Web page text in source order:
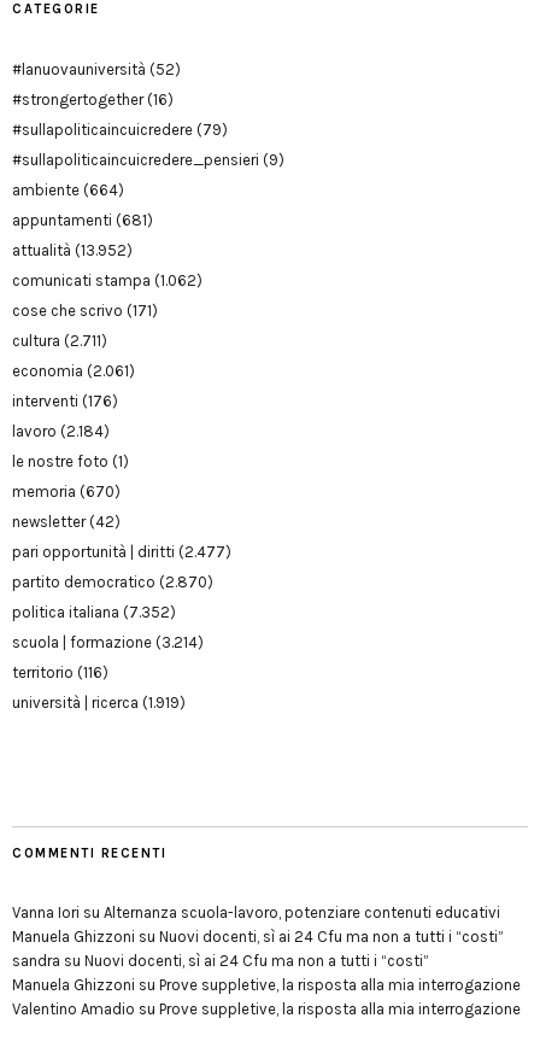
CATEGORIE
#lanuovauniversità (52)
#strongertogether(16)
#sullapoliticaincuicredere (79)
#sullapoliticaincuicredere_pensieri (9)
ambiente (664)
appuntamenti (681)
attualità (13.952)
comunicati stampa (1.062)
cose che scrivo (171)
cultura (2.711)
economia (2.061)
interventi (176)
lavoro (2.184)
le nostre foto (1)
memoria (670)
newsletter(42)
pari opportunità | diritti (2.477)
partito democratico (2.870)
politica italiana (7.352)
scuola | formazione (3.214)
territorio (116)
università | ricerca (1.919)
COMMENTI RECENTI
Vanna Iori su Alternanza scuola-lavoro, potenziare contenuti educativi
Manuela Ghizzoni su Nuovi docenti, sì ai 24 Cfu ma non a tutti i “costi”
sandra su Nuovi docenti, sì ai 24 Cfu ma non a tutti i “costi”
Manuela Ghizzoni su Prove suppletive, la risposta alla mia interrogazione
Valentino Amadio su Prove suppletive, la risposta alla mia interrogazione